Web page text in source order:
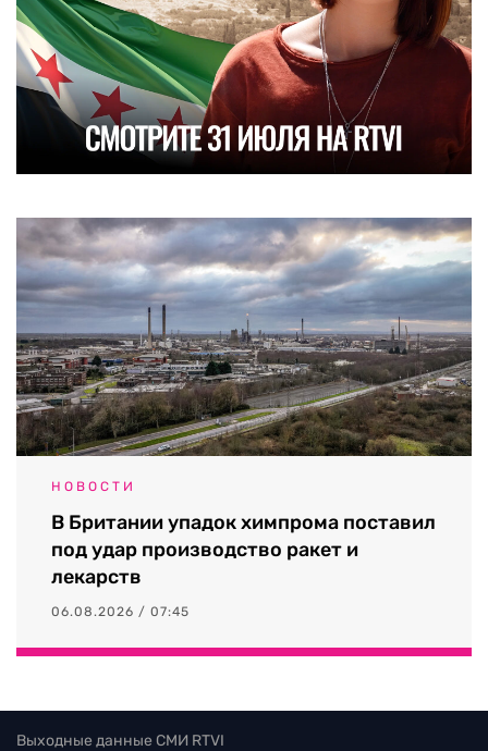
НОВОСТИ
В Британии упадок химпрома поставил
под удар производство ракет и
лекарств
06.08.2026 / 07:45
Выходные данные СМИ RTVI